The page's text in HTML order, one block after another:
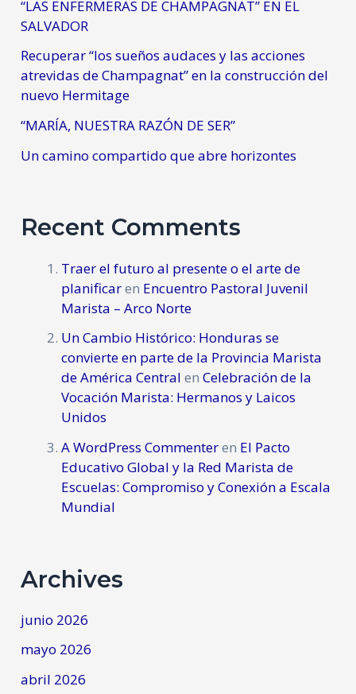
“LAS ENFERMERAS DE CHAMPAGNAT” EN EL
SALVADOR
Recuperar “los sueños audaces y las acciones
atrevidas de Champagnat” en la construcción del
nuevo Hermitage
“MARÍA, NUESTRA RAZÓN DE SER”
Un camino compartido que abre horizontes
Recent Comments
Traer el futuro al presente o el arte de
planificaren Encuentro Pastoral Juvenil
Marista – Arco Norte
Un Cambio Histórico: Honduras se
convierte en parte de la Provincia Marista
de América Central enCelebración de la
Vocación Marista: Hermanos y Laicos
Unidos
A WordPress Commenteren El Pacto
Educativo Global y la Red Marista de
Escuelas: Compromiso y Conexión a Escala
Mundial
Archives
junio 2026
mayo 2026
abril 2026